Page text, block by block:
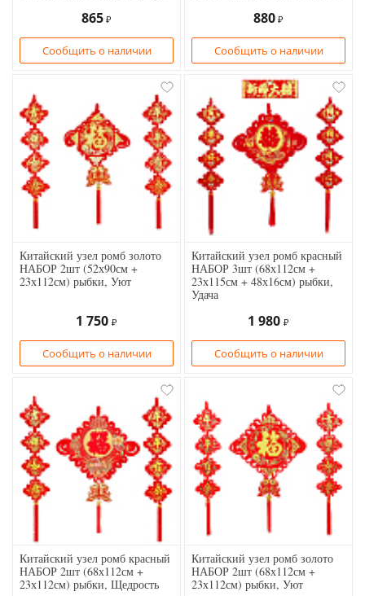
865 ₽
Сообщить о наличии
880 ₽
Сообщить о наличии
Китайский узел ромб золото
НАБОР 2шт (52х90см +
23х112см) рыбки, Уют
1 750 ₽
Сообщить о наличии
Китайский узел ромб красный
НАБОР 3шт (68х112см +
23х115см + 48х16см) рыбки,
Удача
1 980 ₽
Сообщить о наличии
Китайский узел ромб красный
НАБОР 2шт (68х112см +
23х112см) рыбки, Щедрость
Китайский узел ромб золото
НАБОР 2шт (68х112см +
23х112см) рыбки, Уют